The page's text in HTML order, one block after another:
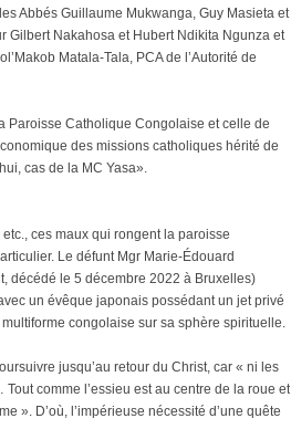
Abbés Guillaume Mukwanga, Guy Masieta et
Gilbert Nakahosa et Hubert Ndikita Ngunza et
Matala-Tala, PCA de l’Autorité de
Paroisse Catholique Congolaise et celle de
des missions catholiques hérité de
cas de la MC Yasa».
ces maux qui rongent la paroisse
Le défunt Mgr Marie-Édouard
décédé le 5 décembre 2022 à Bruxelles)
un évêque japonais possédant un jet privé
congolaise sur sa sphère spirituelle.
jusqu’au retour du Christ, car « ni les
comme l’essieu est au centre de la roue et
». D’où, l’impérieuse nécessité d’une quête